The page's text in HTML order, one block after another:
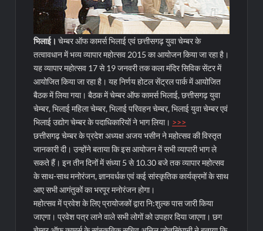
भिलाई। चेम्बर ऑफ कामर्स भिलाई एवं छत्तीसगढ़ युवा चेम्बर के
तत्वावधान में भव्य व्यापार महोत्सव 2015 का आयोजन किया जा रहा है।
यह व्यापार महोत्सव 17 से 19 जनवरी तक कला मंदिर सिविक सेंटर में
आयोजित किया जा रहा है। यह निर्णय होटल सेंट्रल पार्क में आयोजित
बैठक में लिया गया। बैठक में चेम्बर ऑफ कामर्स भिलाई, छत्तीसगढ़ युवा
चेम्बर, भिलाई महिला चेम्बर, भिलाई परिवहन चेम्बर, भिलाई युवा चेम्बर एवं
भिलाई उद्योग चेम्बर के पदाधिकारियों ने भाग लिया। >>>
छत्तीसगढ़ चेम्बर के प्रदेश अध्यक्ष अजय भसीन ने महोत्सव की विस्तृत
जानकारी दी। उन्होंने बताया कि इस आयोजन में सभी व्यापारी भाग ले
सकते हैं। इन तीन दिनों में संध्या 5 से 10.30 बजे तक व्यापार महोत्सव
के साथ-साथ मनोरंजन, ज्ञानवर्धक एवं कई सांस्कृतिक कार्यक्रमों के साथ
आए सभी आगंतुकों का भरपूर मनोरंजन होगा।
महोत्सव में प्रवेश के लिए प्रायोजकों द्वारा नि:शुल्क पास जारी किया
जाएगा। प्रवेश पत्र लाने वाले सभी लोगों को उपहार दिया जाएगा। छग